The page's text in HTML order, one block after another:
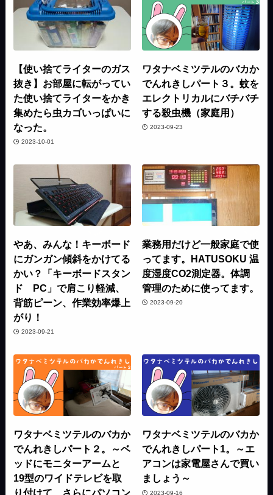
【使い捨てライターのガス
抜き】お部屋に転がってい
た使い捨てライターをかき
集めたら虫カゴいっぱいに
なった。
2023-10-01
ワタナベミツテルのバカか
でんれきしパート３。蚊を
エレクトリカルにバチバチ
する殺虫機（家庭用）
2023-09-23
やあ、みんな！キーボード
にガンガン傾斜をかけてる
かい？「キーボードスタン
ド PC」で肩こり軽減、
背筋ピーン、作業効率爆上
がり！
2023-09-21
業務用だけど一般家庭で使
ってます。HATUSOKU 温
度湿度CO2測定器。体調
管理のために使ってます。
2023-09-20
ワタナベミツテルのバカか
でんれきしパート２。～ベ
ッドにモニターアームと
19型のワイドテレビを取
り付けて、さらにパソコン
ワタナベミツテルのバカか
でんれきしパート1。～エ
アコンは家電屋さんで買い
ましょう～
2023-09-16